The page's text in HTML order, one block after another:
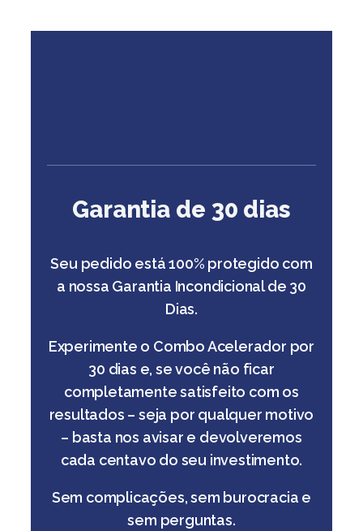
Garantia de 30 dias
Seu pedido está 100% protegido com
a nossa Garantia Incondicional de 30
Dias.
Experimente o Combo Acelerador por
30 dias e, se você não ficar
completamente satisfeito com os
resultados – seja por qualquer motivo
– basta nos avisar e devolveremos
cada centavo do seu investimento.
Sem complicações, sem burocracia e
sem perguntas.